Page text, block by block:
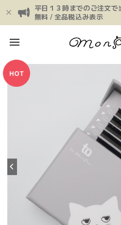
平日１３時までのご注文
無料 / 全品税込み表示